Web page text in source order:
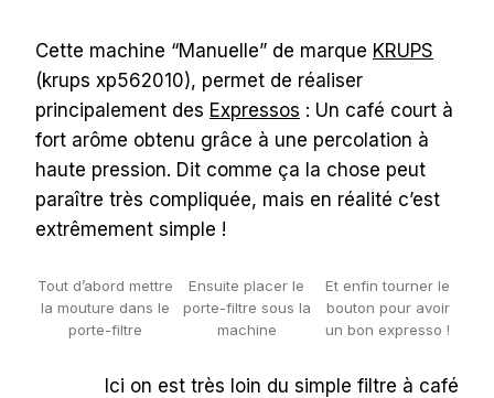
Cette machine “Manuelle” de marque KRUPS
(krups xp562010), permet de réaliser
principalement des Expressos : Un café court à
fort arôme obtenu grâce à une percolation à
haute pression. Dit comme ça la chose peut
paraître très compliquée, mais en réalité c’est
extrêmement simple !
Tout d’abord mettre
la mouture dans le
porte-filtre
Ensuite placer le
porte-filtre sous la
machine
Et enfin tourner le
bouton pour avoir
un bon expresso !
Ici on est très loin du simple filtre à café